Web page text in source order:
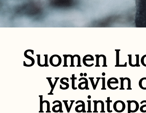
Suomen
ystävien